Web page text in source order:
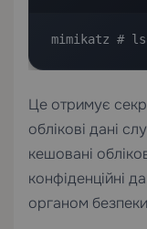
mimikatz #
Це отримує
облікові дані
кешовані
конфіденційні
органом